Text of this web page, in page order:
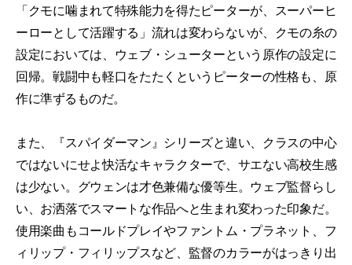
「クモに噛まれて特殊能力を得たピーターが、スーパーヒ
ーローとして活躍する」流れは変わらないが、クモの糸の
設定においては、ウェブ・シューターという原作の設定に
回帰。戦闘中も軽口をたたくというピーターの性格も、原
作に準ずるものだ。
また、『スパイダーマン』シリーズと違い、クラスの中心
ではないにせよ快活なキャラクターで、サエない高校生感
は少ない。グウェンは才色兼備な優等生。ウェブ監督らし
い、お洒落でスマートな作品へと生まれ変わった印象だ。
使用楽曲もコールドプレイやファントム・プラネット、フ
ィリップ・フィリップスなど、監督のカラーがはっきり出